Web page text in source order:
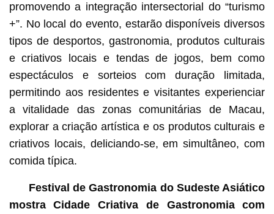
promovendo a integração intersectorial do “turismo
+”. No local do evento, estarão disponíveis diversos
tipos de desportos, gastronomia, produtos culturais
e criativos locais e tendas de jogos, bem como
espectáculos e sorteios com duração limitada,
permitindo aos residentes e visitantes experienciar
a vitalidade das zonas comunitárias de Macau,
explorar a criação artística e os produtos culturais e
criativos locais, deliciando-se, em simultâneo, com
comida típica.
Festival de Gastronomia do Sudeste Asiático
mostra Cidade Criativa de Gastronomia com